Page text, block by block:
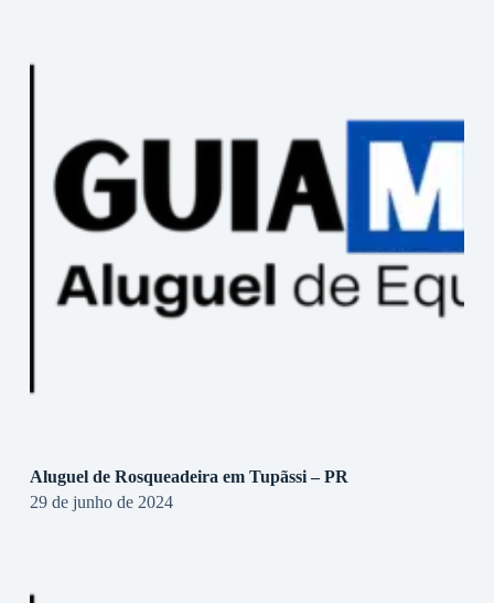
Aluguel de Rosqueadeira em Tupãssi – PR
29 de junho de 2024